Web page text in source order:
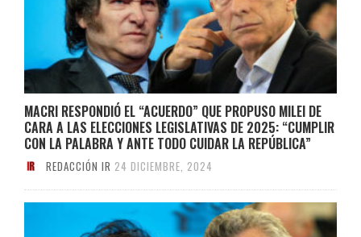
MACRI RESPONDIÓ EL “ACUERDO” QUE PROPUSO MILEI DE
CARA A LAS ELECCIONES LEGISLATIVAS DE 2025: “CUMPLIR
CON LA PALABRA Y ANTE TODO CUIDAR LA REPÚBLICA”
REDACCIÓN IR 24 DICIEMBRE, 2024